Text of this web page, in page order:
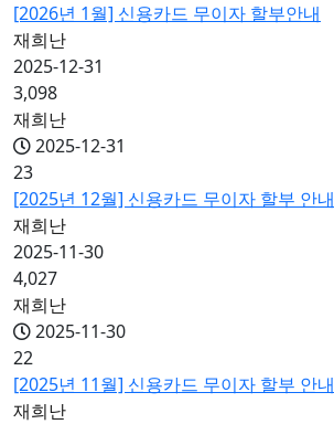
[2026년 1월] 신용카드 무이자 할부안내
재희난
2025-12-31
3,098
재희난
2025-12-31
23
[2025년 12월] 신용카드 무이자 할부 안내
재희난
2025-11-30
4,027
재희난
2025-11-30
22
[2025년 11월] 신용카드 무이자 할부 안내
재희난